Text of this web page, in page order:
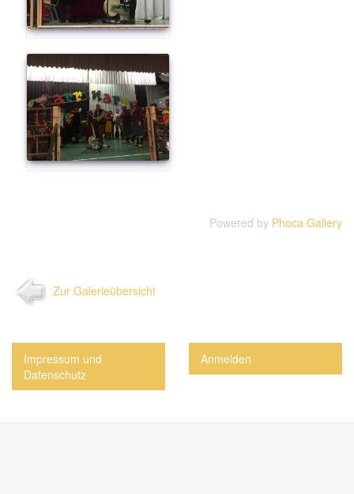
Powered by Phoca Gallery
Zur Galerieübersicht
Impressum und
Datenschutz
Anmelden